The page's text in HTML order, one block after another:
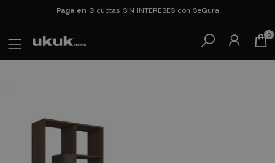
Paga en 3cuotas SIN INTERESES con SeQura
0